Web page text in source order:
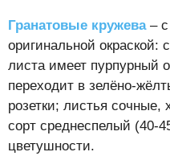
Гранатовые кружева –
оригинальной окраской:
листа имеет пурпурный
переходит в зелёно-
розетки; листья
сорт среднеспелый (40-
цветушности.